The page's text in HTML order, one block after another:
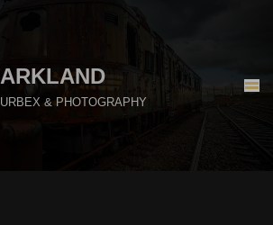
ARKLAND
URBEX & PHOTOGRAPHY